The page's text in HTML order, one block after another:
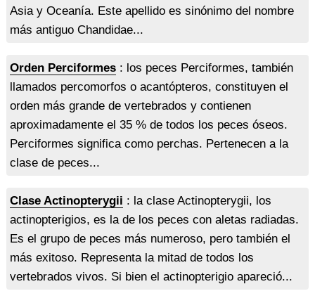
Asia y Oceanía. Este apellido es sinónimo del nombre
más antiguo Chandidae...
Orden Perciformes: los peces Perciformes, también
llamados percomorfos o acantópteros, constituyen el
orden más grande de vertebrados y contienen
aproximadamente el 35 % de todos los peces óseos.
Perciformes significa como perchas. Pertenecen a la
clase de peces...
Clase Actinopterygii : la clase Actinopterygii, los
actinopterigios, es la de los peces con aletas radiadas.
Es el grupo de peces más numeroso, pero también el
más exitoso. Representa la mitad de todos los
vertebrados vivos. Si bien el actinopterigio apareció...